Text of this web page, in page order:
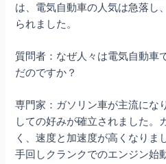
は、電気自動車の人気は急落し
られました。
質問者：なぜ人々は電気自動車
だのですか？
専門家：ガソリン車が主流にな
しての好みが確立されました。
く、速度と加速度が高くなりま
手回しクランクでのエンジン始